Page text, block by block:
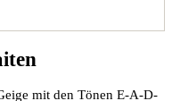
mit den Tönen E-A-D-